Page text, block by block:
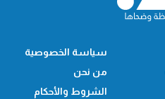
سياسة الخصوصية
من نحن
الشروط والأحكام